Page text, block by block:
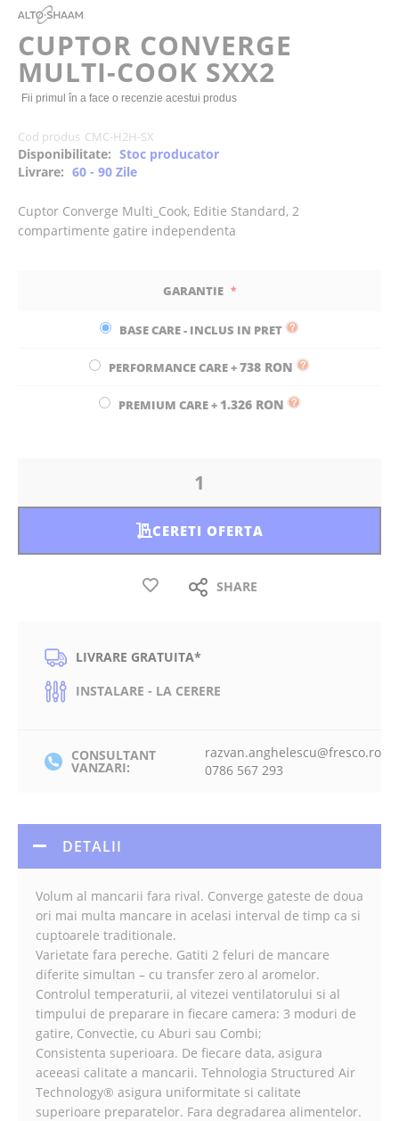
beginning
the
images
gallery
CUPTOR CONVERGE
MULTI-COOK SXX2
Fii primul în a face o recenzie acestui produs
Cod produs CMC-H2H-SX
Disponibilitate: Stoc producator
Livrare: 60 - 90 Zile
Cuptor Converge Multi_Cook, Editie Standard, 2
compartimente gatire independenta
GARANTIE
BASE CARE - INCLUS IN PRET
PERFORMANCE CARE+738 RON
PREMIUM CARE+ 1.326 RON
CERETI OFERTA
SHARE
LIVRARE GRATUITA*
INSTALARE - LA CERERE
CONSULTANT
VANZARI:
razvan.anghelescu@fresco.ro
0786 567 293
DETALII
Volum al mancarii fara rival. Converge gateste de doua
ori mai multa mancare in acelasi interval de timp ca si
cuptoarele traditionale.
Varietate fara pereche. Gatiti 2 feluri de mancare
diferite simultan – cu transfer zero al aromelor.
Controlul temperaturii, al vitezei ventilatorului si al
timpului de preparare in fiecare camera: 3 moduri de
gatire, Convectie, cu Aburi sau Combi;
Consistenta superioara. De fiecare data, asigura
aceeasi calitate a mancarii. Tehnologia Structured Air
Technology® asigura uniformitate si calitate
superioare preparatelor. Fara degradarea alimentelor.